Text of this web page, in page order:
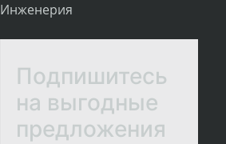
Инженерия
Подпишитесь
на выгодные
предложения